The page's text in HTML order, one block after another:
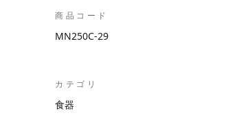
商品コード
MN250C-29
カテゴリ
食器